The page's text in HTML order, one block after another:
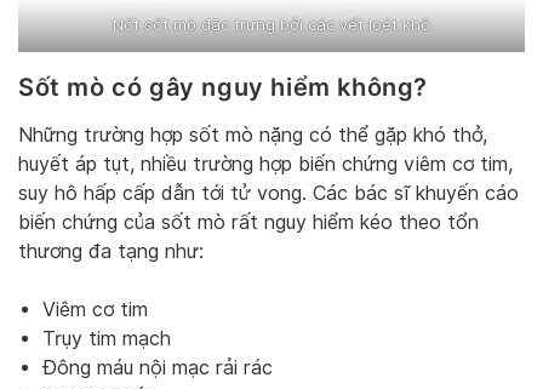
Nốt sốt mò đặc trưng bởi các vết loét khô
Sốt mò có gây nguy hiểm không?
Những trường hợp sốt mò nặng có thể gặp khó thở,
huyết áp tụt, nhiều trường hợp biến chứng viêm cơ tim,
suy hô hấp cấp dẫn tới tử vong. Các bác sĩ khuyến cáo
biến chứng của sốt mò rất nguy hiểm kéo theo tổn
thương đa tạng như:
Viêm cơ tim
Trụy tim mạch
Đông máu nội mạc rải rác